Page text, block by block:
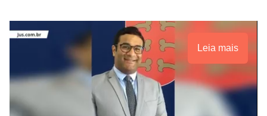
Leia mais